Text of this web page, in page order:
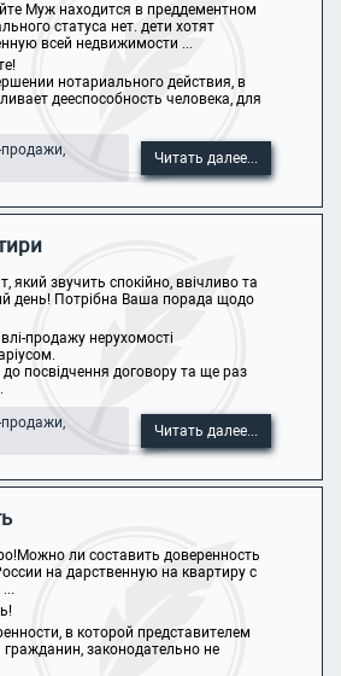
Муж находится в преддементном
статуса нет. дети хотят
всей недвижимости ...
нотариального действия, в
дееспособность человека, для
Читать далее...
який звучить спокійно, ввічливо та
день! Потрібна Ваша порада щодо
продажу нерухомості
до посвідчення договору та ще раз
Читать далее...
ли составить доверенность
на дарственную на квартиру с
в которой представителем
гражданин, законодательно не